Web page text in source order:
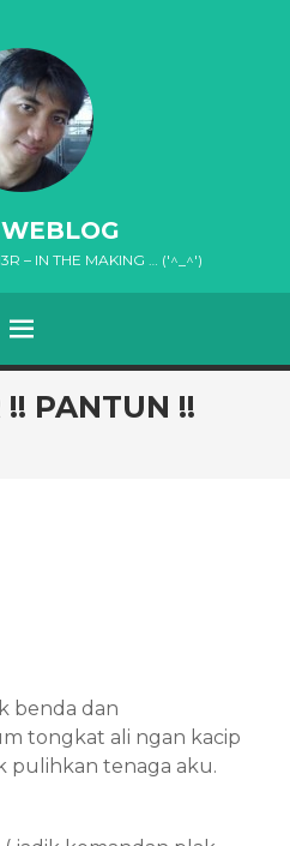
– IN THE MAKING … ('^_^')
MENU
PANTUN !!
benda dan
tongkat ali ngan kacip
pulihkan tenaga aku.